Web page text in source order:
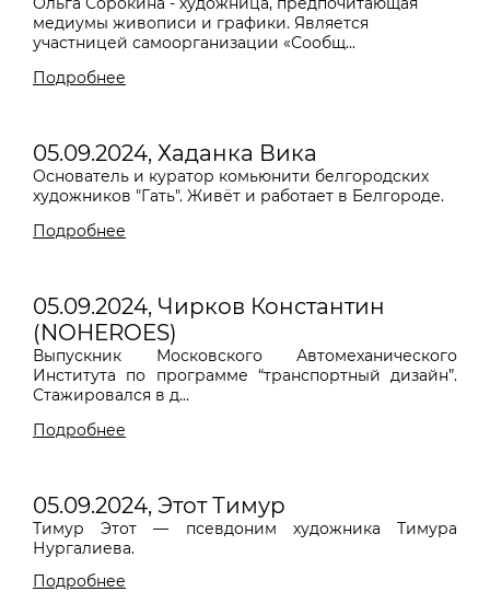
медиумы живописи и графики. Является
участницей самоорганизации «Сообщ...
Подробнее
05.09.2024, Хаданка Вика
Основатель и куратор комьюнити белгородских
художников "Гать". Живёт и работает в Белгороде.
Подробнее
05.09.2024, Чирков Константин
(NOHEROES)
Выпускник Московского Автомеханического
Института по программе “транспортный дизайн”.
Стажировался в д...
Подробнее
05.09.2024, Этот Тимур
Тимур Этот— псевдоним художника Тимура
Нургалиева.